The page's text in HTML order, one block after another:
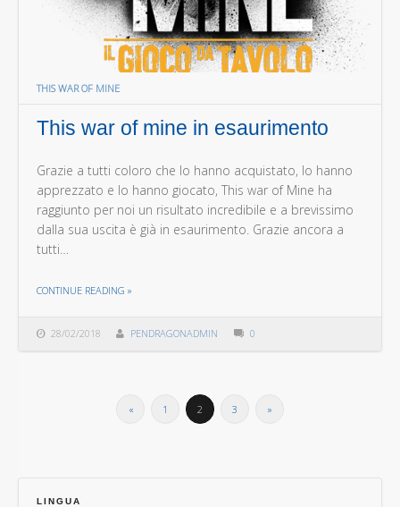
THIS WAR OF MINE
This war of mine in esaurimento
28/02/2018 PENDRAGONADMIN 0
Grazie a tutti coloro che lo hanno acquistato, lo hanno
apprezzato e lo hanno giocato, This war of Mine ha
raggiunto per noi un risultato incredibile e a brevissimo
dalla sua uscita è già in esaurimento. Grazie ancora a
tutti…
CONTINUE READING »
« 1 2 3 »
LINGUA